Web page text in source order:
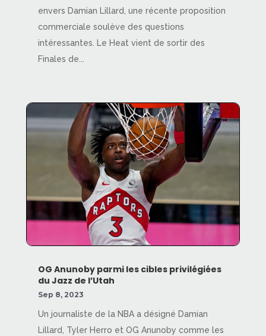
envers Damian Lillard, une récente proposition
commerciale soulève des questions
intéressantes. Le Heat vient de sortir des
Finales de...
OG Anunoby parmi les cibles privilégiées
du Jazz de l’Utah
Sep 8, 2023
Un journaliste de la NBA a désigné Damian
Lillard, Tyler Herro et OG Anunoby comme les